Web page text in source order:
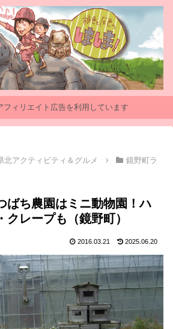
ィリエイト広告を利用しています
北アクティビティ＆グルメ
鏡野町ラ
ばち農園はミニ動物園！ハ
クレープも（鏡野町）
2016.03.21 2025.06.20